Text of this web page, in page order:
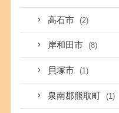
高石市 (2)
岸和田市 (8)
貝塚市 (1)
泉南郡熊取町 (1)